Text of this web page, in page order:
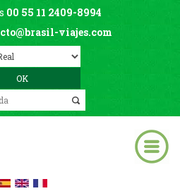
00 55 11 2409-8994
viajes.com